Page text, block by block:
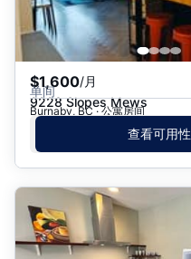
$1,600/月
单间
9228 Slopes Mews
Burnaby, BC · 公寓房间
查看可用性